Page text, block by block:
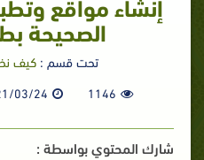
الصحيحة
تحت قسم : كيف
1146
03/24
شارك المحتوي بواسطة :